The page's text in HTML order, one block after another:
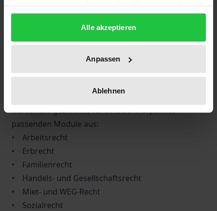
gesammelt haben.
Alle akzeptieren
Anpassen
Ablehnen
und Recht
• Aktuelle Rechtsprechung und über 500 relevante
Gesetze
Modular erweiterbar:
Preis bereits enthalten. Je nach Mandatsausrichtung
wählen Sie gezielt die für Ihre Schwerpunkte
passenden Module aus:
• Arbeitsrecht
• Erbrecht
• Familienrecht
• Handels- und Gesellschaftsrecht
• Miet- und WEG-Recht
• Sozialrecht